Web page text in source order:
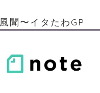
風聞〜イタたわGP